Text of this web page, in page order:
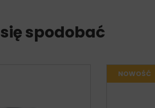
się spodobać